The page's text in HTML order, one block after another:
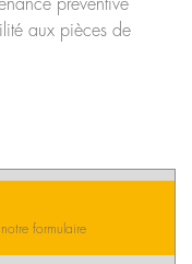
préventive
aux pièces de
formulaire